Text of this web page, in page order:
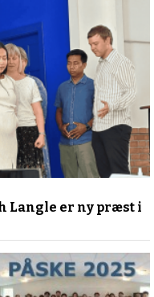
Langle er ny præst i